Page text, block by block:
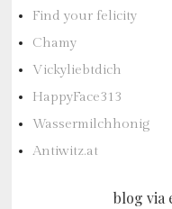
Find your felicity
Chamy
Vickyliebtdich
HappyFace313
Wassermilchhonig
Antiwitz.at
blog via